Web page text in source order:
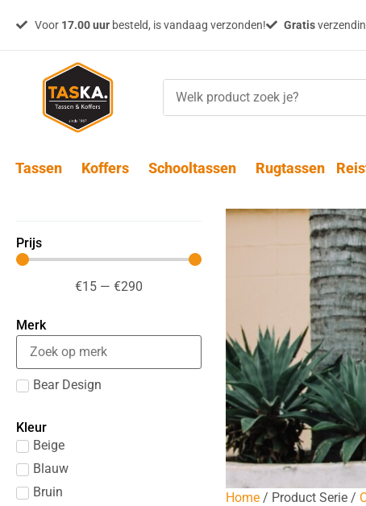
Voor 17.00 uurbesteld, is vandaag verzonden! Gratis
Tassen Koffers Schooltassen Rugtassen
Prijs
€15 — €290
Merk
Bear Design
Kleur
Beige
Blauw
Bruin
Home / Product Serie /